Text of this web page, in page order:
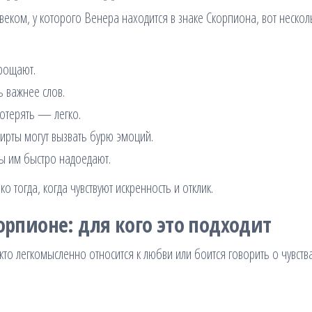
у которого Венера находится в знаке Скорпиона, вот
слов.
— легко.
могут вызвать бурю эмоций.
им быстро надоедают.
когда чувствуют искренность и отклик.
для кого это подходит
легкомысленно относится к любви или боится говорить о